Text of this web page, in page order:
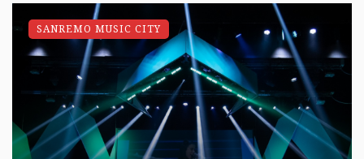
SANREMO MUSIC CITY